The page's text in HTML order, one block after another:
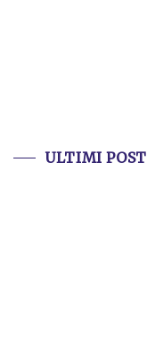
ULTIMI POST